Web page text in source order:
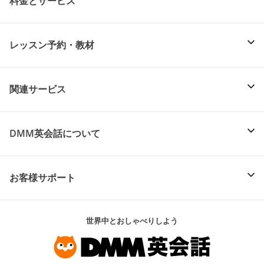
レッスン予約・教材
関連サービス
DMM英会話について
お客様サポート
世界中とおしゃべりしよう